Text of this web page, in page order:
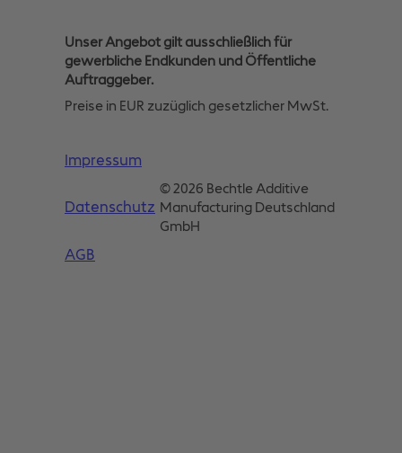
Unser Angebot gilt ausschließlich für
gewerbliche Endkunden und Öffentliche
Auftraggeber.
Preise in EUR zuzüglich gesetzlicher MwSt.
Impressum
Datenschutz
AGB
© 2026 Bechtle Additive
Manufacturing Deutschland
GmbH